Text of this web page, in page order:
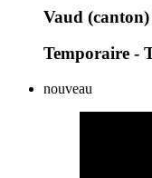
Vaud (canton)
Temporaire -
nouveau